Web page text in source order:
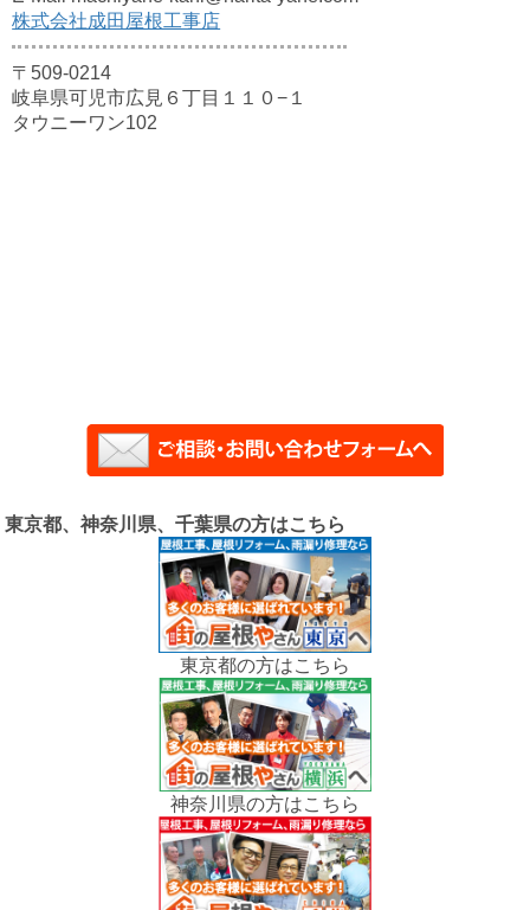
株式会社成田屋根工事店
〒509-0214
岐阜県可児市広見６丁目１１０−１
タウニーワン102
東京都、神奈川県、千葉県の方はこちら
東京都の方はこちら
神奈川県の方はこちら